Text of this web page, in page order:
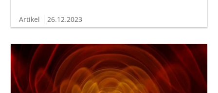
Artikel 26.12.2023